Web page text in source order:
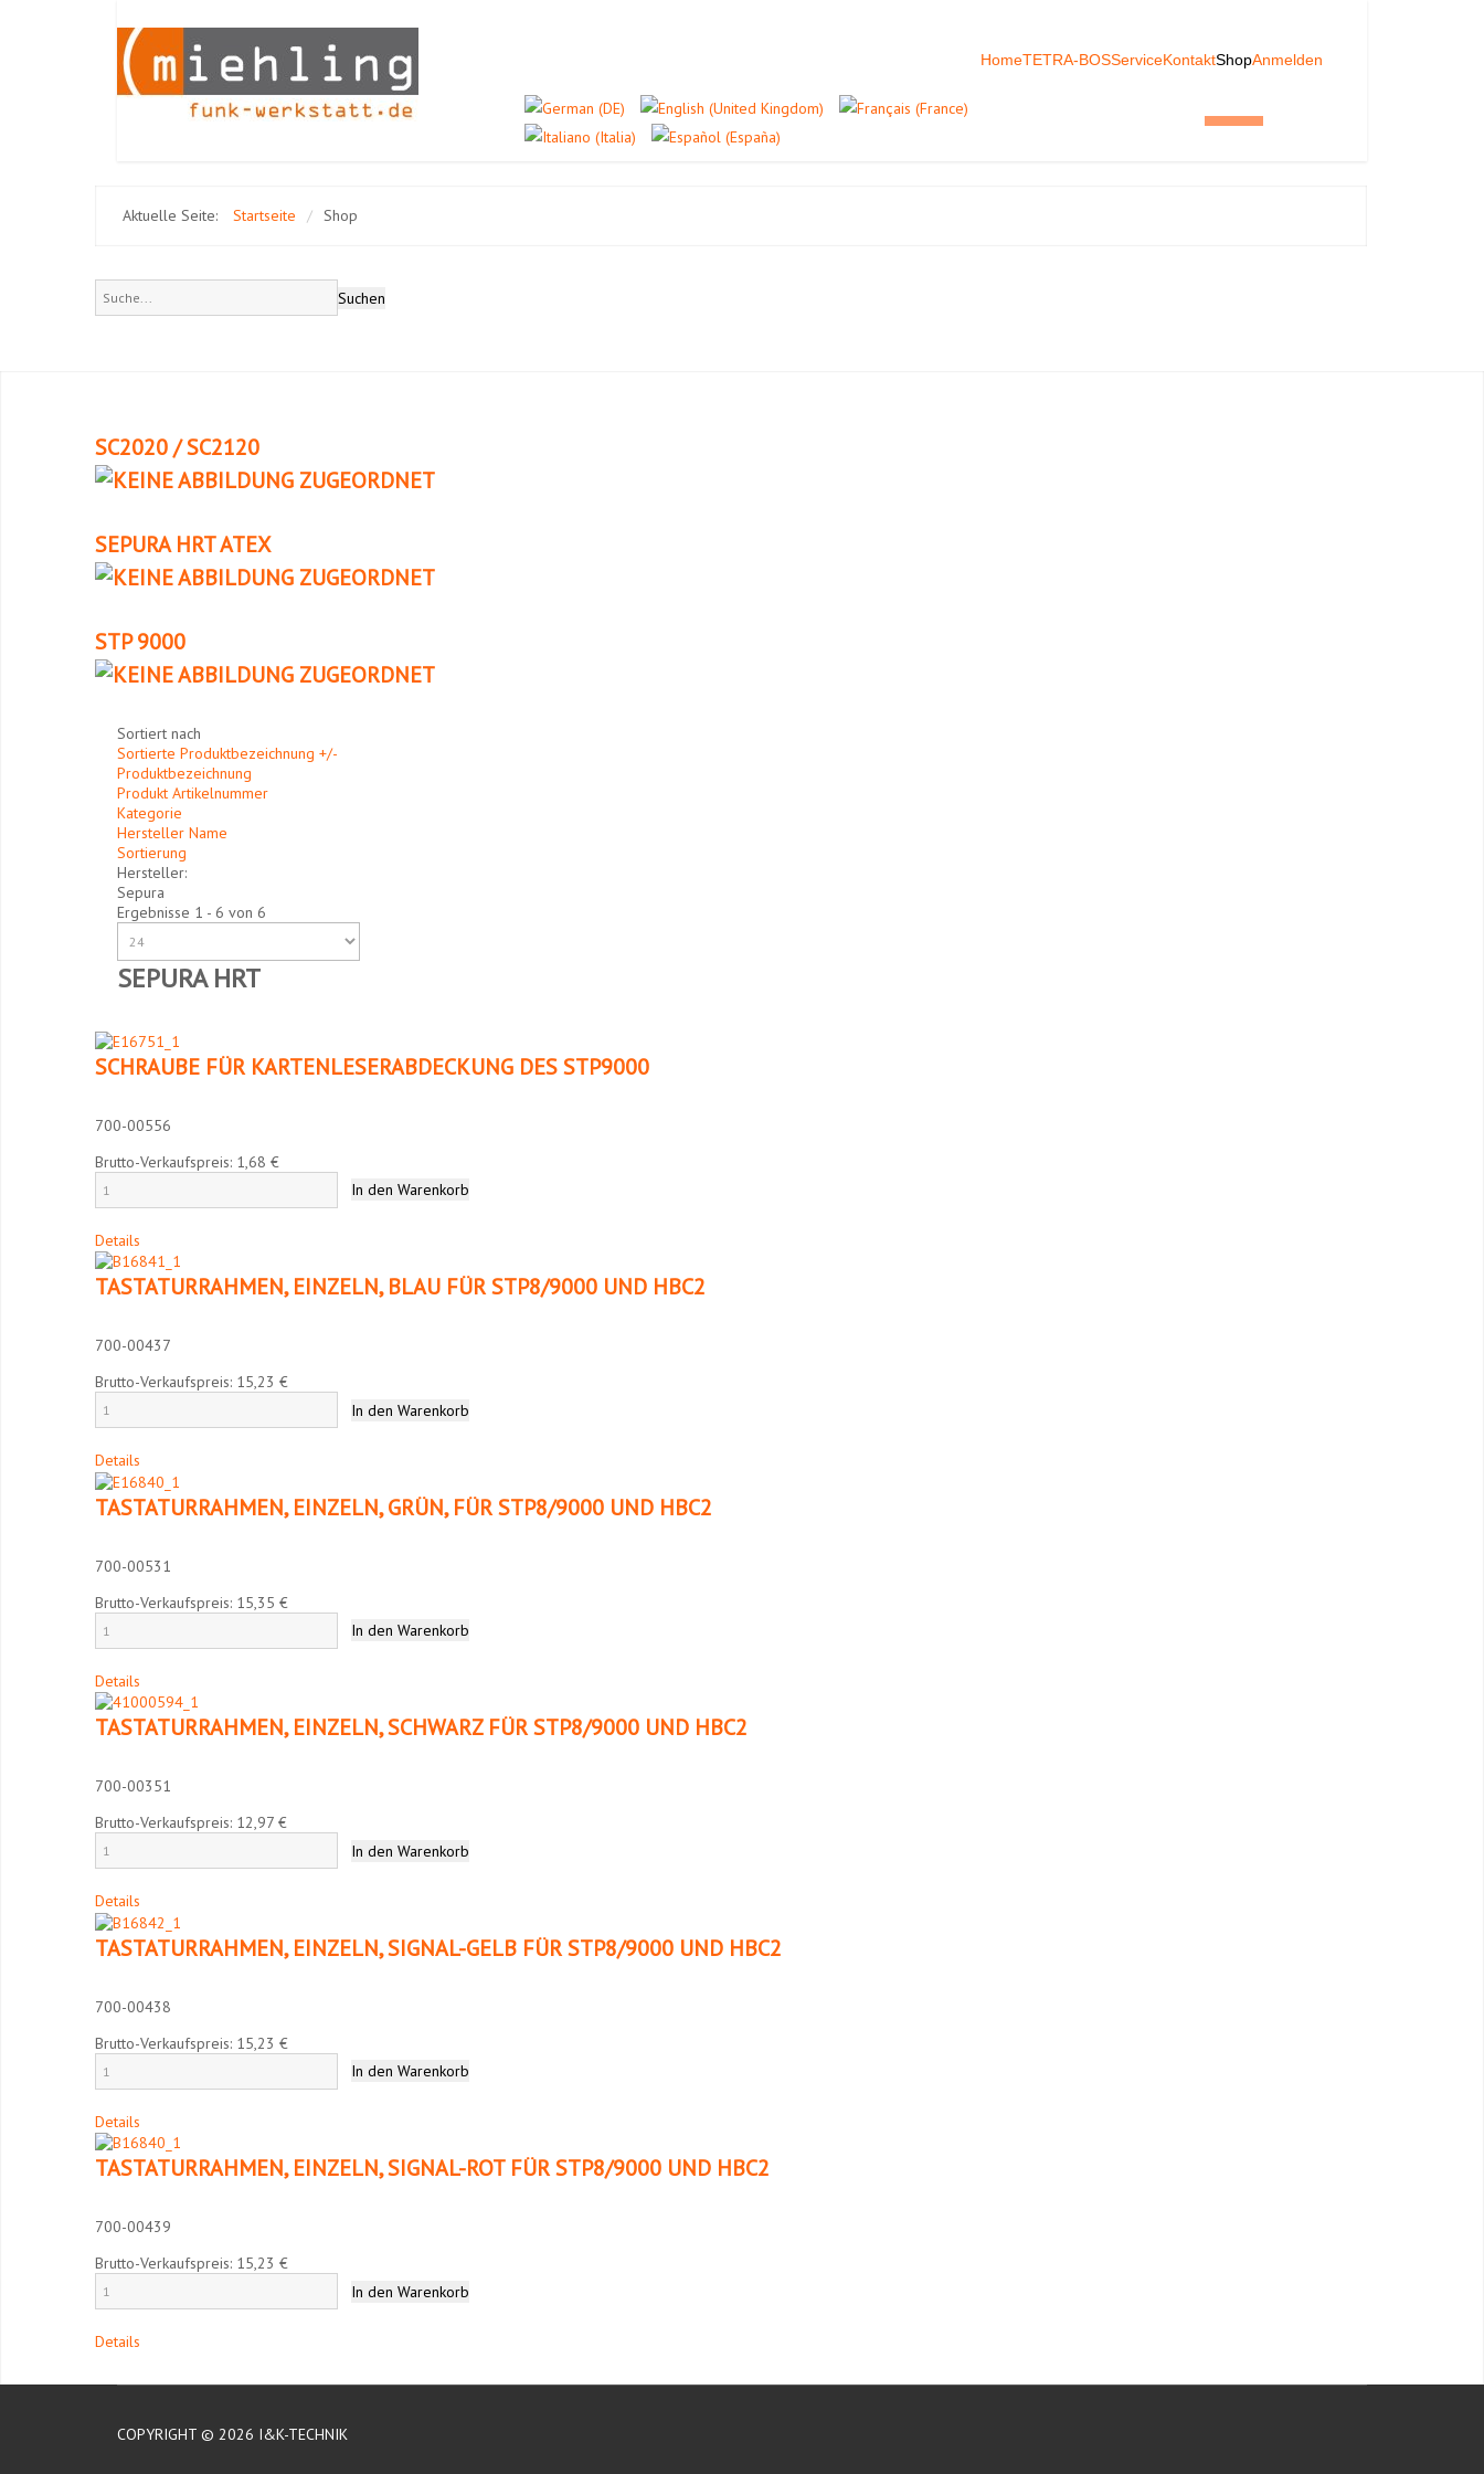
HomeTETRA-BOSServiceKontaktShopAnmelden
Aktuelle Seite: Startseite / Shop
SC2020 / SC2120
SEPURA HRT ATEX
STP 9000
Sortiert nach
Sortierte Produktbezeichnung +/-
Produktbezeichnung
Produkt Artikelnummer
Kategorie
Hersteller Name
Sortierung
Hersteller:
Sepura
Ergebnisse 1 - 6 von 6
SEPURA HRT
SCHRAUBE FÜR KARTENLESERABDECKUNG DES STP9000
700-00556
Brutto-Verkaufspreis: 1,68 €
Details
TASTATURRAHMEN, EINZELN, BLAU FÜR STP8/9000 UND HBC2
700-00437
Brutto-Verkaufspreis: 15,23 €
Details
TASTATURRAHMEN, EINZELN, GRÜN, FÜR STP8/9000 UND HBC2
700-00531
Brutto-Verkaufspreis: 15,35 €
Details
TASTATURRAHMEN, EINZELN, SCHWARZ FÜR STP8/9000 UND HBC2
700-00351
Brutto-Verkaufspreis: 12,97 €
Details
TASTATURRAHMEN, EINZELN, SIGNAL-GELB FÜR STP8/9000 UND HBC2
700-00438
Brutto-Verkaufspreis: 15,23 €
Details
TASTATURRAHMEN, EINZELN, SIGNAL-ROT FÜR STP8/9000 UND HBC2
700-00439
Brutto-Verkaufspreis: 15,23 €
Details
COPYRIGHT © 2026 I&K-TECHNIK